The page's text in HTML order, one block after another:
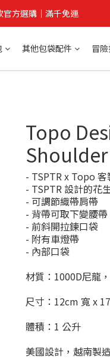
方選購｜滿千免運
其他包袋配件 冒
Topo
- TSPTR x Topo
- TSPTR 設計的花
- 可調節織帶肩帶
- 背帶可取下變腰
- 前斜開拉鍊口袋
- 附有車燈帶
- 內部口袋
材質：1000D尼龍
尺寸：12cm 寬 x
體積：1 公升
美國設計，越南製